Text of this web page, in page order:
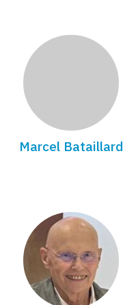
Marcel Bataillard